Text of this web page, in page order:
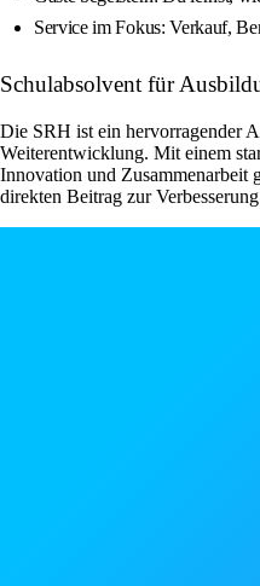
Service im Fokus: Verkauf,
Schulabsolvent für
Die SRH ist ein hervorragender
Weiterentwicklung. Mit einem
Innovation und Zusammenarbeit
direkten Beitrag zur